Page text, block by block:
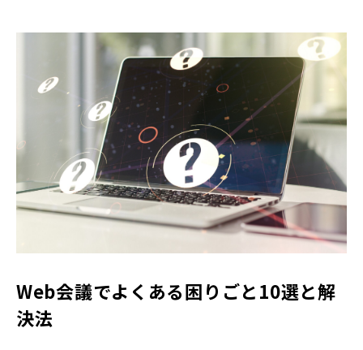
Web会議でよくある困りごと10選と解
決法